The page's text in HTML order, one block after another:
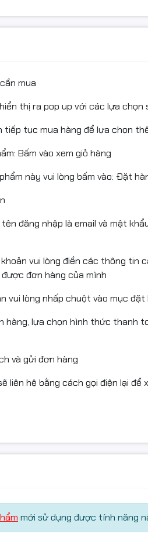
doanh, doanh nghiệp.
quý khách vui lòng:
nguyên băng keo/tem niêm
va đập, rò rỉ, lỗi vận chuyển.
phận kỹ thuật của shop trước
động bên ngoài.
và trong thời gian đổi trả theo
mua
thị ra pop up với các lựa chọn
tục mua hàng để lựa chọn
Bấm vào xem giỏ hàng
này vui lòng bấm vào: Đặt
đăng nhập là email và mật
vui lòng điền các thông tin
đơn hàng của mình
vui lòng nhấp chuột vào mục
lựa chọn hình thức thanh
và gửi đơn hàng
liên hệ bằng cách gọi điện lại để
mới sử dụng được tính năng
được tư vấn, kiểm tra từ xa
đủ phụ kiện/tem/hộp/nhãn/serial
hỗ trợ đổi/hoàn khi sản phẩm
#MagentaInk #inteck
#MucInChinhHieu #FullVAT
#BK #BlackInk #Canon